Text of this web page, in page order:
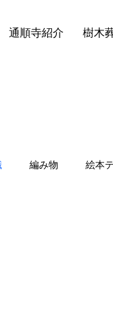
通順寺紹介 樹木
編み物 絵本